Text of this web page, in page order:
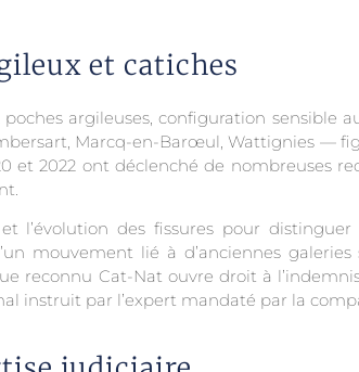
et catiches
argileuses, configuration sensible
Marcq-en-Barœul, Wattignies —
et 2022 ont déclenché de nombreuses
l’évolution des fissures pour
mouvement lié à d’anciennes
Cat-Nat ouvre droit à
instruit par l’expert mandaté par la